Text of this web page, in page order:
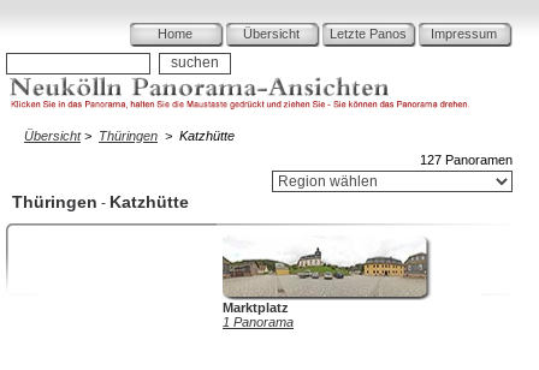
Impressum
Letzte Panos
Übersicht
Home
127 Panoramen
Übersicht> Thüringen > Katzhütte
Thüringen - Katzhütte
Marktplatz
1 Panorama